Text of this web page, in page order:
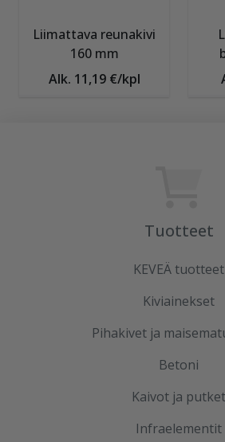
Liimattava reunakivi
160 mm
Alk. 11,19 €/kpl
Tuotteet
KEVEÄ tuotteet
Kiviainekset
Pihakivet ja
Betoni
Kaivot ja putket
Infraelementit